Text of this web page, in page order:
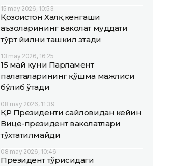
15 may 2026, 10:53
Қозоғистон Халқ кенгаши
аъзоларининг ваколат муддати
тўрт йилни ташкил этади
13 may 2026, 16:25
15 май куни Парламент
палаталарининг қўшма мажлиси
бўлиб ўтади
08 may 2026, 11:39
ҚР Президенти сайловидан кейин
Вице-президент ваколатлари
тўхтатилмайди
08 may 2026, 10:46
Президент тўғрисидаги